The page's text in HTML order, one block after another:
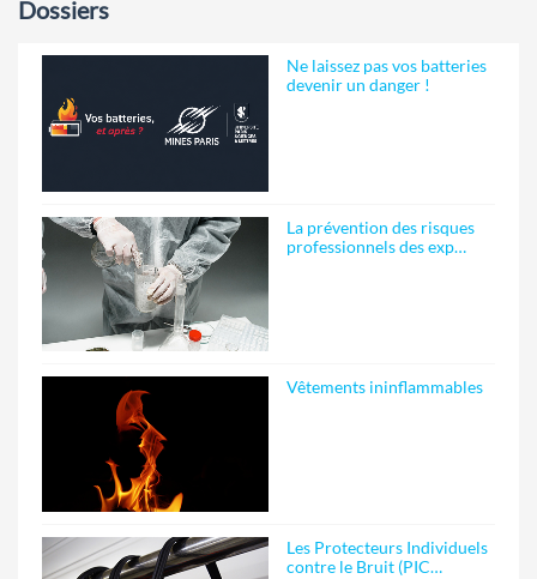
Dossiers
Ne laissez pas vos batteries
devenir un danger !
La prévention des risques
professionnels des exp…
Vêtements ininflammables
Les Protecteurs Individuels
contre le Bruit (PIC…